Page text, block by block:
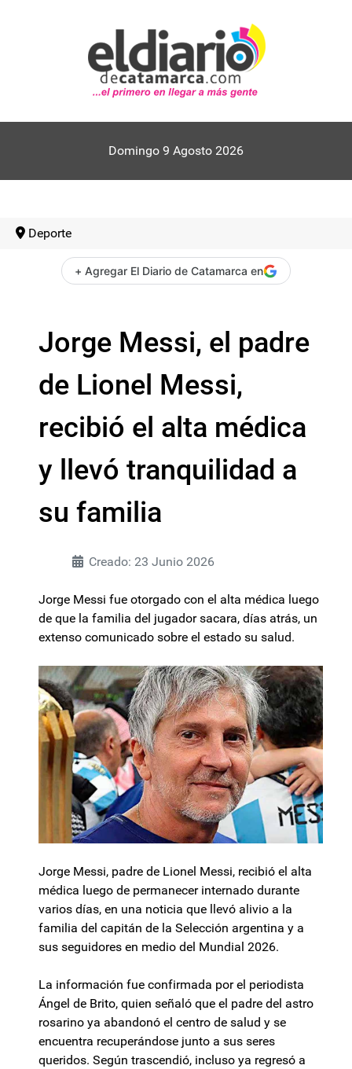
Domingo 9 Agosto 2026
Deporte
+ Agregar El Diario de Catamarca en
Jorge Messi, el padre
de Lionel Messi,
recibió el alta médica
y llevó tranquilidad a
su familia
Creado: 23 Junio 2026
Jorge Messi fue otorgado con el alta médica luego
de que la familia del jugador sacara, días atrás, un
extenso comunicado sobre el estado su salud.
Jorge Messi, padre de Lionel Messi, recibió el alta
médica luego de permanecer internado durante
varios días, en una noticia que llevó alivio a la
familia del capitán de la Selección argentina y a
sus seguidores en medio del Mundial 2026.
La información fue confirmada por el periodista
Ángel de Brito, quien señaló que el padre del astro
rosarino ya abandonó el centro de salud y se
encuentra recuperándose junto a sus seres
queridos. Según trascendió, incluso ya regresó a